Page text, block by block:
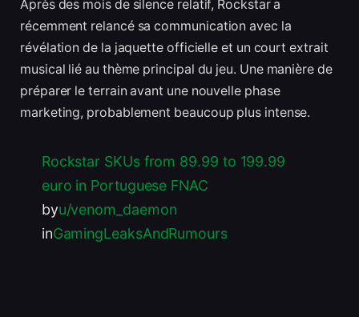
Après des mois de silence relatif, Rockstar a
récemment relancé sa communication avec la
révélation de la jaquette officielle et un court extrait
musical lié au thème principal du jeu. Une manière de
préparer le terrain avant une nouvelle phase
marketing, probablement beaucoup plus intense.
Rockstar SKUs from 89.99 to 199.99
euro in Portuguese FNAC
byu/venom_daemon
inGamingLeaksAndRumours